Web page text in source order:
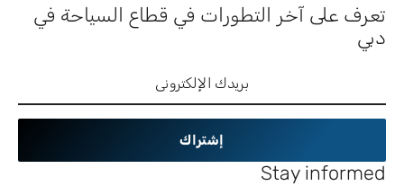
تعرف على آخر التطورات في قطاع السياحة في
دبي
إشتراك
Stay informed